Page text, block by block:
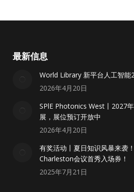
最新信息
World Library 新平台人工智能
2026年4月20日
SPlE Photonics West丨2027
展，展位预订开放中
2026年4月20日
有奖活动丨夏日知识风暴来袭
Charleston会议首秀入场券！
2025年7月21日